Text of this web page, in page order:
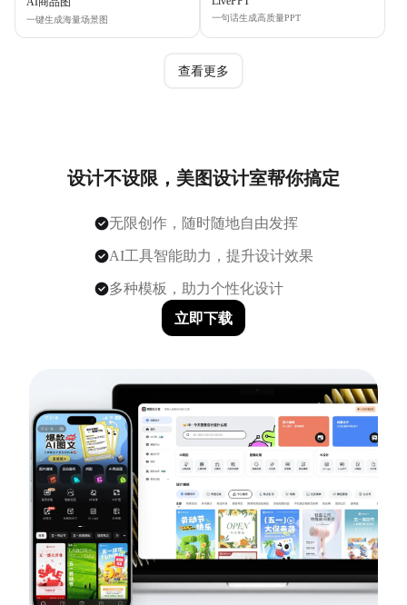
一键生成海量场景图 一句话生成高质量PPT
查看更多
设计不设限，美图设计室帮你搞定
无限创作，随时随地自由发挥
AI工具智能助力，提升设计效果
多种模板，助力个性化设计
立即下载